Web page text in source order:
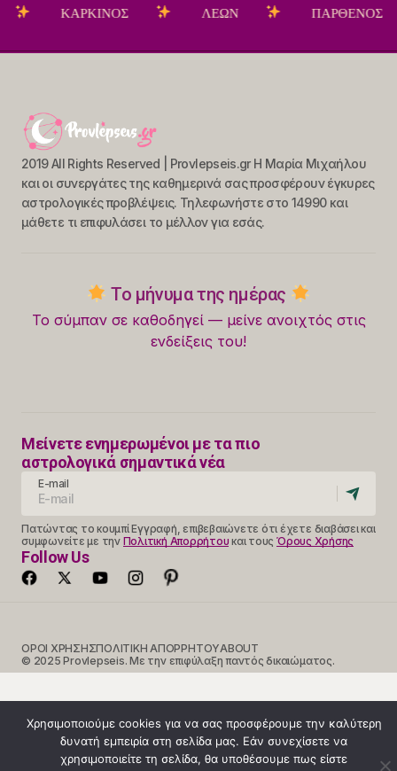
ΚΑΡΚΙΝΟΣ ΛΕΩΝ ΠΑΡΘΕΝΟΣ
2019 All Rights Reserved | Provlepseis.gr Η Μαρία Μιχαήλου
και οι συνεργάτες της καθημερινά σας προσφέρουν έγκυρες
αστρολογικές προβλέψεις. Τηλεφωνήστε στο 14990 και
μάθετε τι επιφυλάσει το μέλλον για εσάς.
Το μήνυμα της ημέρας
Το σύμπαν σε καθοδηγεί — μείνε ανοιχτός στις
ενδείξεις του!
Μείνετε ενημερωμένοι με τα πιο
αστρολογικά σημαντικά νέα
E-mail
Πατώντας το κουμπί Εγγραφή, επιβεβαιώνετε ότι έχετε διαβάσει και
συμφωνείτε με την Πολιτική Απορρήτου και τους Όρους Χρήσης
Follow Us
ΟΡΟΙ ΧΡΗΣΗΣΠΟΛΙΤΙΚΗ ΑΠΟΡΡΗΤΟΥABOUT
© 2025 Provlepseis. Με την επιφύλαξη παντός δικαιώματος.
Χρησιμοποιούμε cookies για να σας προσφέρουμε την καλύτερη
δυνατή εμπειρία στη σελίδα μας. Εάν συνεχίσετε να
χρησιμοποιείτε τη σελίδα, θα υποθέσουμε πως είστε